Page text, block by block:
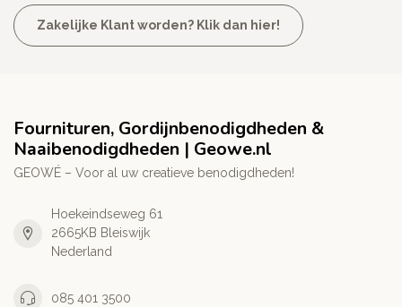
Zakelijke Klant worden? Klik dan hier!
Fournituren, Gordijnbenodigdheden &
Naaibenodigdheden | Geowe.nl
GEOWÉ – Voor al uw creatieve benodigdheden!
Hoekeindseweg 61
2665KB Bleiswijk
Nederland
085 401 3500